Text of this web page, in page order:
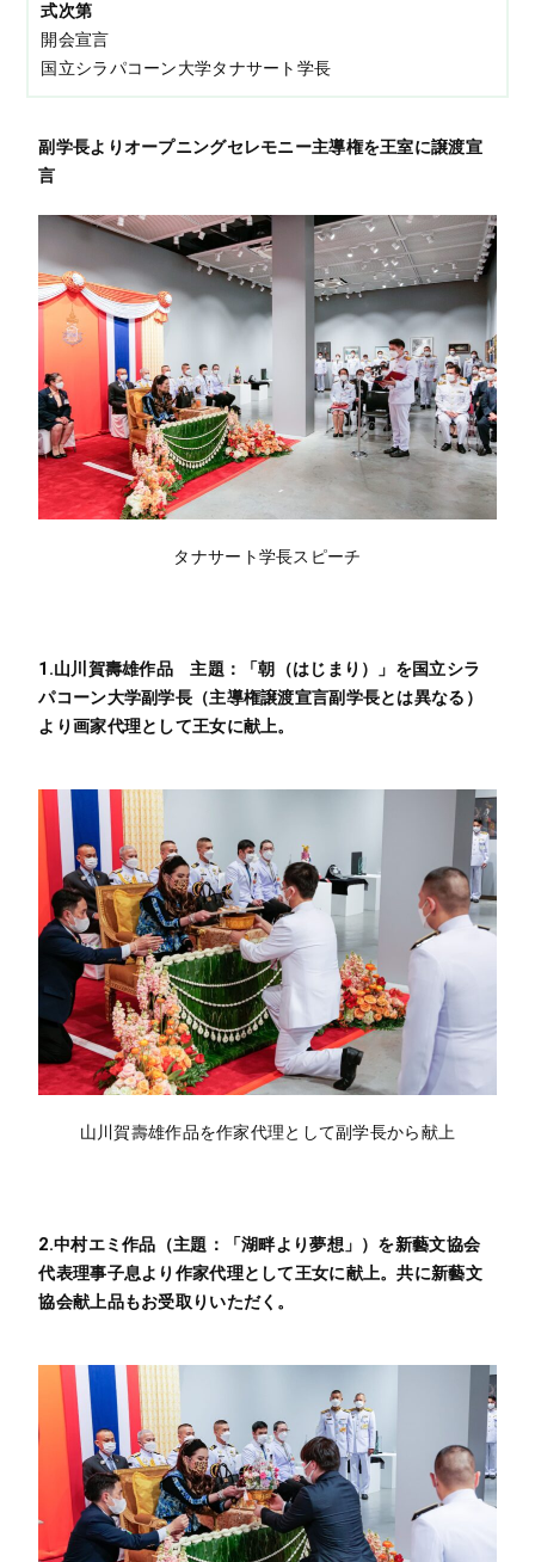
式次第
開会宣言
国立シラパコーン大学タナサート学長
副学長よりオープニングセレモニー主導権を王室に譲渡宣
言
タナサート学長スピーチ
1.山川賀壽雄作品 主題：「朝（はじまり）」を国立シラ
パコーン大学副学長（主導権譲渡宣言副学長とは異なる）
より画家代理として王女に献上。
山川賀壽雄作品を作家代理として副学長から献上
2.中村エミ作品（主題：「湖畔より夢想」）を新藝文協会
代表理事子息より作家代理として王女に献上。共に新藝文
協会献上品もお受取りいただく。